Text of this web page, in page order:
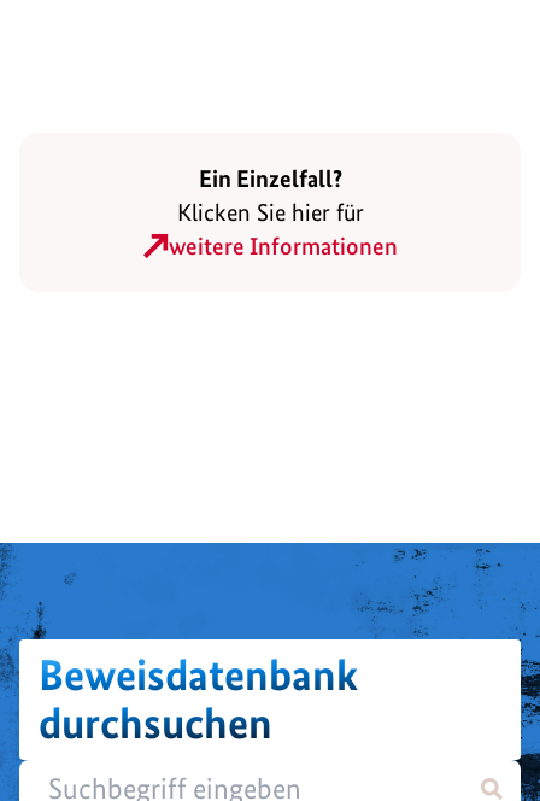
Ein Einzelfall?
Klicken Sie hier für
weitere Informationen
Beweisdatenbank
durchsuchen